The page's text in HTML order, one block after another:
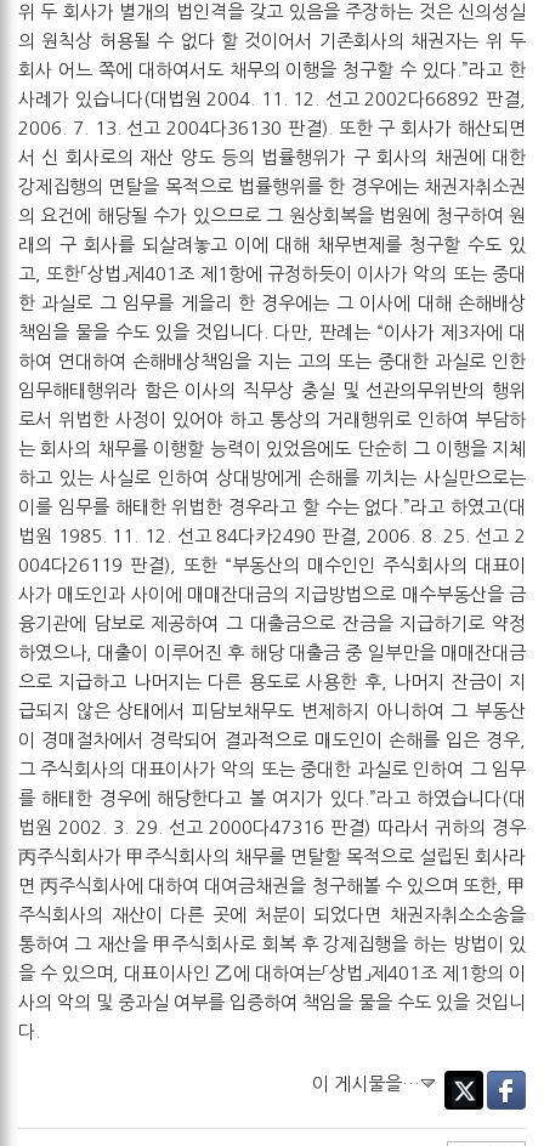
위 두 회사가 별개의 법인격을 갖고 있음을 주장하는 것은 신의성실
의 원칙상 허용될 수 없다 할 것이어서 기존회사의 채권자는 위 두
회사 어느 쪽에 대하여서도 채무의 이행을 청구할 수 있다.”라고 한
사례가 있습니다(대법원 2004. 11. 12. 선고 2002다66892 판결,
2006. 7. 13. 선고 2004다36130 판결). 또한 구 회사가 해산되면
서 신 회사로의 재산 양도 등의 법률행위가 구 회사의 채권에 대한
강제집행의 면탈을 목적으로 법률행위를 한 경우에는 채권자취소권
의 요건에 해당될 수가 있으므로 그 원상회복을 법원에 청구하여 원
래의 구 회사를 되살려놓고 이에 대해 채무변제를 청구할 수도 있
고, 또한「상법」제401조 제1항에 규정하듯이 이사가 악의 또는 중대
한 과실로 그 임무를 게을리 한 경우에는 그 이사에 대해 손해배상
책임을 물을 수도 있을 것입니다. 다만, 판례는 “이사가 제3자에 대
하여 연대하여 손해배상책임을 지는 고의 또는 중대한 과실로 인한
임무해태행위라 함은 이사의 직무상 충실 및 선관의무위반의 행위
로서 위법한 사정이 있어야 하고 통상의 거래행위로 인하여 부담하
는 회사의 채무를 이행할 능력이 있었음에도 단순히 그 이행을 지체
하고 있는 사실로 인하여 상대방에게 손해를 끼치는 사실만으로는
이를 임무를 해태한 위법한 경우라고 할 수는 없다.”라고 하였고(대
법원 1985. 11. 12. 선고 84다카2490 판결, 2006. 8. 25. 선고 2
004다26119 판결), 또한 “부동산의 매수인인 주식회사의 대표이
사가 매도인과 사이에 매매잔대금의 지급방법으로 매수부동산을 금
융기관에 담보로 제공하여 그 대출금으로 잔금을 지급하기로 약정
하였으나, 대출이 이루어진 후 해당 대출금 중 일부만을 매매잔대금
으로 지급하고 나머지는 다른 용도로 사용한 후, 나머지 잔금이 지
급되지 않은 상태에서 피담보채무도 변제하지 아니하여 그 부동산
이 경매절차에서 경락되어 결과적으로 매도인이 손해를 입은 경우,
그 주식회사의 대표이사가 악의 또는 중대한 과실로 인하여 그 임무
를 해태한 경우에 해당한다고 볼 여지가 있다.”라고 하였습니다(대
법원 2002. 3. 29. 선고 2000다47316 판결) 따라서 귀하의 경우
丙주식회사가 甲주식회사의 채무를 면탈할 목적으로 설립된 회사라
면 丙주식회사에 대하여 대여금채권을 청구해볼 수 있으며 또한, 甲
주식회사의 재산이 다른 곳에 처분이 되었다면 채권자취소소송을
통하여 그 재산을 甲주식회사로 회복 후 강제집행을 하는 방법이 있
을 수 있으며, 대표이사인 乙에 대하여는「상법」제401조 제1항의 이
사의 악의 및 중과실 여부를 입증하여 책임을 물을 수도 있을 것입니
다.
이 게시물을…
Twitter